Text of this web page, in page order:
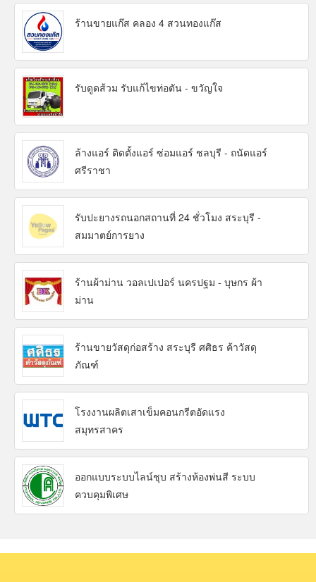
ร้านขายแก๊ส คลอง 4 สวนทองแก๊ส
รับดูดส้วม รับแก้ไขท่อตัน - ขวัญใจ
ล้างแอร์ ติดตั้งแอร์ ซ่อมแอร์ ชลบุรี - ถนัดแอร์
ศรีราชา
รับปะยางรถนอกสถานที่ 24 ชั่วโมง สระบุรี -
สมมาตย์การยาง
ร้านผ้าม่าน วอลเปเปอร์ นครปฐม - บุษกร ผ้า
ม่าน
ร้านขายวัสดุก่อสร้าง สระบุรี ศศิธร ค้าวัสดุ
ภัณฑ์
โรงงานผลิตเสาเข็มคอนกรีตอัดแรง
สมุทรสาคร
ออกแบบระบบไลน์ชุบ สร้างห้องพ่นสี ระบบ
ควบคุมพิเศษ